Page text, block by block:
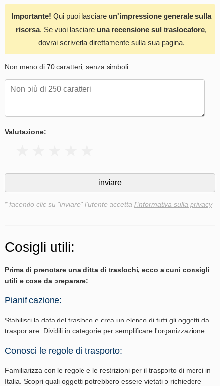
Importante! Qui puoi lasciare un'impressione generale sulla
risorsa. Se vuoi lasciare una recensione sul traslocatore,
dovrai scriverla direttamente sulla sua pagina.
Non meno di 70 caratteri, senza simboli:
Valutazione:
* facendo clic su "inviare" l'utente accetta l'Informativa sulla privacy
Cosigli utili:
Prima di prenotare una ditta di traslochi, ecco alcuni consigli
utili e cose da preparare:
Pianificazione:
Stabilisci la data del trasloco e crea un elenco di tutti gli oggetti da
trasportare. Dividili in categorie per semplificare l'organizzazione.
Conosci le regole di trasporto:
Familiarizza con le regole e le restrizioni per il trasporto di merci in
Italia. Scopri quali oggetti potrebbero essere vietati o richiedere